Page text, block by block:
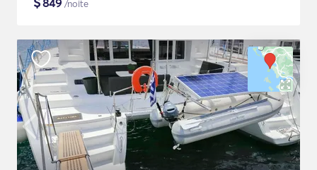
849 /noite